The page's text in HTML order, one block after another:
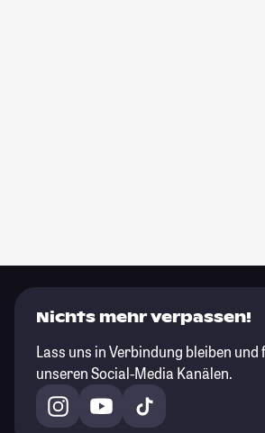
Nichts mehr verpassen!
Lass uns in Verbindung bleiben und
unseren Social-Media Kanälen.